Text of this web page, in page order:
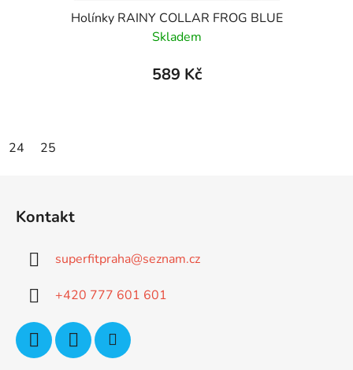
Holínky RAINY COLLAR FROG BLUE
Skladem
589 Kč
24 25
Kontakt
superfitpraha@seznam.cz
+420 777 601 601